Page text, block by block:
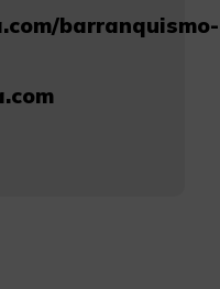
barranquismo-